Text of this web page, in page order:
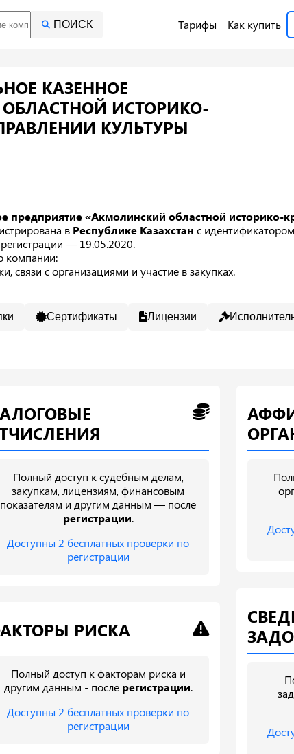
ПОИСК Тарифы Как купить
КАЗЕННОЕ
ИСТОРИКО-
КУЛЬТУРЫ
предприятие «Акмолинский областной историко-
в Республике Казахстан с идентификатором
регистрации — 19.05.2020.
компании:
связи с организациями и участие в закупках.
Сертификаты Лицензии
Полный доступ к судебным делам,
закупкам, лицензиям, финансовым
показателям и другим данным — после
регистрации.
Доступны 2 бесплатных проверки по
регистрации
РИСКА
Полный доступ к факторам риска и
другим данным - после регистрации.
Доступны 2 бесплатных проверки по
регистрации